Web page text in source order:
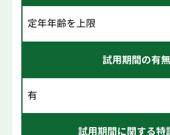
定年年齢を上限
試用期間の有無
有
試用期間に関する特